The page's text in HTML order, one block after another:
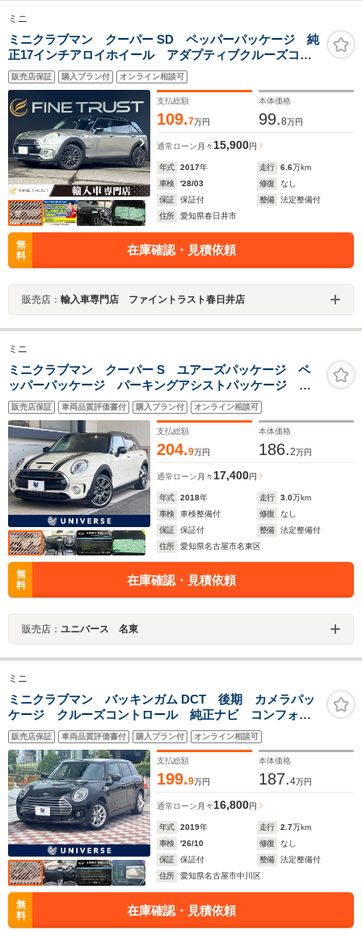
ミニ
ミニクラブマン クーパー SD ペッパーパッケージ 純
正17インチアロイホイール アダプティブクルーズコン
トロール コンフォートアクセス 6ヶ月走行距離無制限
保証付 禁煙車 LEDヘッドライト 純正HDDナビ バ
ックカメラ Bluetooth
販売店保証 購入プラン付 オンライン相談可
支払総額
109.7万円
本体価格
99.8万円
通常ローン 月々 15,900円
年式 2017年 走行 6.6万km
車検
'28/03 修復
なし
保証
保証付 整備
法定整備付
住所
愛知県春日井市
無
料
在庫確認・見積依頼
販売店： 輸入車専門店 ファイントラスト春日井店
ミニ
ミニクラブマン クーパー S ユアーズパッケージ ペ
ッパーパッケージ パーキングアシストパッケージ 黒
革シート レーダークルーズ バックカメラ 純正ナ
ビ 前席シートヒーター メモリー付パワーシート
LEDヘッドライト 禁煙車
販売店保証 車両品質評価書付 購入プラン付 オンライン相談可
支払総額
204.9万円
本体価格
186.2万円
通常ローン 月々 17,400円
年式 2018年 走行 3.0万km
車検
車検整備付 修復
なし
保証
保証付 整備
法定整備付
住所
愛知県名古屋市名東区
無
料
在庫確認・見積依頼
販売店： ユニバース 名東
ミニ
ミニクラブマン バッキンガム DCT 後期 カメラパッ
ケージ クルーズコントロール 純正ナビ コンフォー
トアクセス インテリジェントセーフティ LEDヘッ
ド ユニオンジャックデザインテールランプ 純正16イ
ンチアルミ 禁煙車 ETC
販売店保証 車両品質評価書付 購入プラン付 オンライン相談可
支払総額
199.9万円
本体価格
187.4万円
通常ローン 月々16,800円
年式 2019年 走行 2.7万km
車検
'26/10 修復
なし
保証
保証付 整備
法定整備付
住所
愛知県名古屋市中川区
無
料
在庫確認・見積依頼